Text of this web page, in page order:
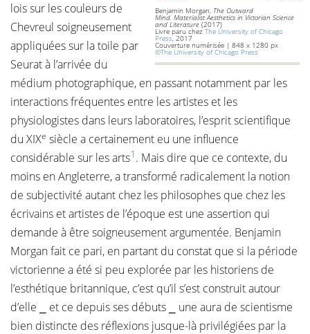
Benjamin Morgan, The Outward
Mind. Materialist Aesthetics in Victorian Science
and Literature (2017)
Livre paru chezThe University of Chicago
Press, 2017
Couverture numérisée | 848 x 1280 px
©The University of Chicago Press
lois sur les couleurs de
Chevreul soigneusement
appliquées sur la toile par
Seurat à l’arrivée du
médium photographique, en passant notamment par les
interactions fréquentes entre les artistes et les
physiologistes dans leurs laboratoires, l’esprit scientifique
du XIXe siècle a certainement eu une influence
considérable sur les arts1 . Mais dire que ce contexte, du
moins en Angleterre, a transformé radicalement la notion
de subjectivité autant chez les philosophes que chez les
écrivains et artistes de l’époque est une assertion qui
demande à être soigneusement argumentée. Benjamin
Morgan fait ce pari, en partant du constat que si la période
victorienne a été si peu explorée par les historiens de
l’esthétique britannique, c’est qu’il s’est construit autour
d’elle ⎯ et ce depuis ses débuts ⎯ une aura de scientisme
bien distincte des réflexions jusque-là privilégiées par la